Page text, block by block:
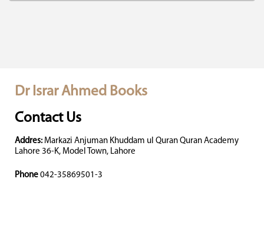
Dr Israr Ahmed Books
Contact Us
Addres: Markazi Anjuman Khuddam ul Quran Quran Academy
Lahore 36-K, Model Town, Lahore
Phone 042-35869501-3